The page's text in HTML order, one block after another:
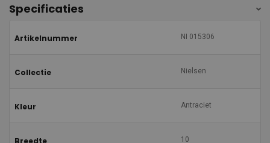
Specificaties
Artikelnummer NI 015306
Collectie Nielsen
Kleur Antraciet
Breedte 10